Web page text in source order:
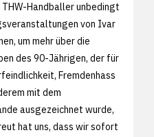
Handballer unbedingt
von Ivar
um mehr über die
des 90-Jährigen, der für
Fremdenhass
mit dem
ausgezeichnet wurde,
hat uns, dass wir sofort